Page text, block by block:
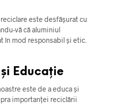
este desfășurat cu
vă că aluminiul
în mod responsabil și etic.
Educație
este de a educa și
importanței reciclării